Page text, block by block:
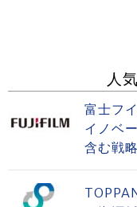
人
富士フ
イノベ
含む戦